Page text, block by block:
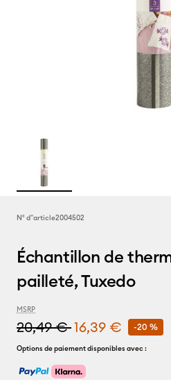
N° d''article2004502
Échantillon de
pailleté, Tuxedo
MSRP
20,49 €16,39 € -20 %
Options de paiement disponibles avec :